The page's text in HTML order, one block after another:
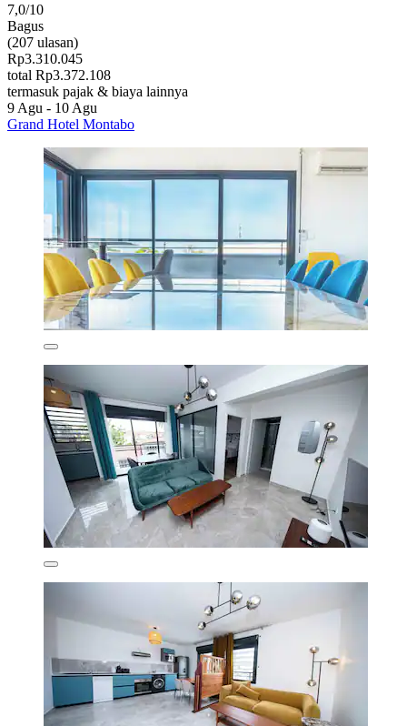
7,0/10
Bagus
(207 ulasan)
Rp3.310.045
total Rp3.372.108
termasuk pajak & biaya lainnya
9 Agu - 10 Agu
Grand Hotel Montabo